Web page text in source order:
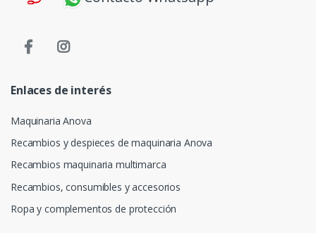
Enlaces de interés
Maquinaria Anova
Recambios y despieces de maquinaria Anova
Recambios maquinaria multimarca
Recambios, consumibles y accesorios
Ropa y complementos de protección